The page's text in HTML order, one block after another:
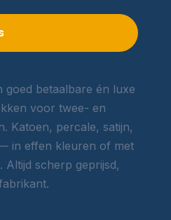
goed betaalbare én luxe
voor twee- en
Katoen, percale, satijn,
in effen kleuren of met
Altijd scherp geprijsd,